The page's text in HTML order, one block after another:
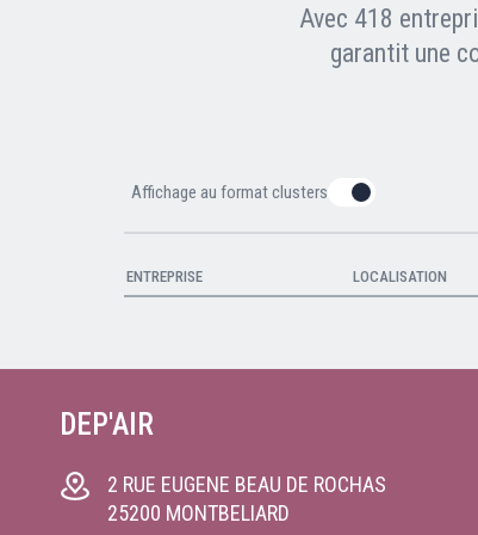
Avec 418
garantit une
Affichage au format clusters
DEP'AIR
2 RUE EUGENE BEAU DE ROCHAS
25200 MONTBELIARD